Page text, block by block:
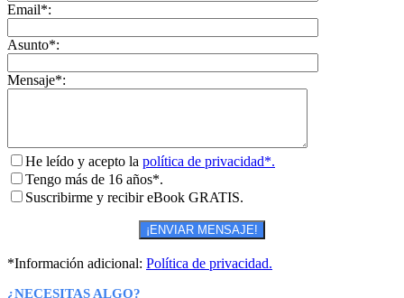
Email*:
Asunto*:
Mensaje*:
He leído y acepto la política de privacidad*.
Tengo más de 16 años*.
Suscribirme y recibir eBook GRATIS.
*Información adicional: Política de privacidad.
¿NECESITAS ALGO?